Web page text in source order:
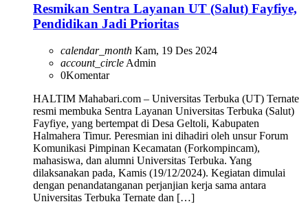
Resmikan Sentra Layanan UT (Salut) Fayfiye,
Pendidikan Jadi Prioritas
calendar_month Kam, 19 Des 2024
account_circle Admin
0Komentar
HALTIM Mahabari.com – Universitas Terbuka (UT) Ternate
resmi membuka Sentra Layanan Universitas Terbuka (Salut)
Fayfiye, yang bertempat di Desa Geltoli, Kabupaten
Halmahera Timur. Peresmian ini dihadiri oleh unsur Forum
Komunikasi Pimpinan Kecamatan (Forkompincam),
mahasiswa, dan alumni Universitas Terbuka. Yang
dilaksanakan pada, Kamis (19/12/2024). Kegiatan dimulai
dengan penandatanganan perjanjian kerja sama antara
Universitas Terbuka Ternate dan […]